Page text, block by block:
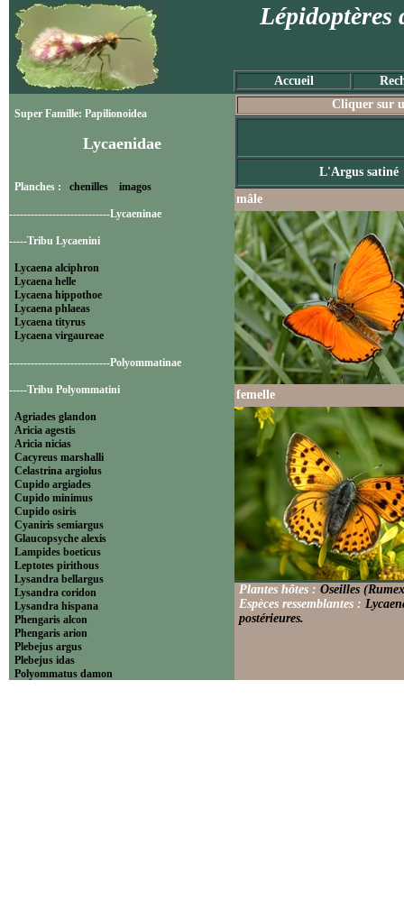
Lépidoptères
Accueil
Super Famille: Papilionoidea
Lycaenidae
Planches : chenilles imagos
----------------------------Lycaeninae
-----Tribu Lycaenini
Lycaena alciphron
Lycaena helle
Lycaena hippothoe
Lycaena phlaeas
Lycaena tityrus
Lycaena virgaureae
----------------------------Polyommatinae
-----Tribu Polyommatini
Agriades glandon
Aricia agestis
Aricia nicias
Cacyreus marshalli
Celastrina argiolus
Cupido argiades
Cupido minimus
Cupido osiris
Cyaniris semiargus
Glaucopsyche alexis
Lampides boeticus
Leptotes pirithous
Lysandra bellargus
Lysandra coridon
Lysandra hispana
Phengaris alcon
Phengaris arion
Plebejus argus
Plebejus idas
Polyommatus damon
Cliquer sur
L'Argus satiné
mâle
femelle
Plantes hôtes : Oseilles
Espèces ressemblantes :
postérieures.